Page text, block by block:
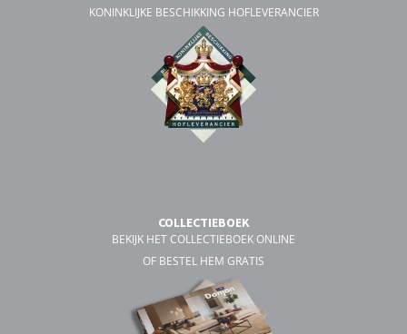
KONINKLIJKE BESCHIKKING HOFLEVERANCIER
COLLECTIEBOEK
BEKIJK HET COLLECTIEBOEK ONLINE
OF BESTEL HEM GRATIS